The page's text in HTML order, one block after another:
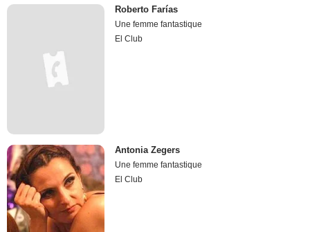
Roberto Farías
Une femme fantastique
El Club
Antonia Zegers
Une femme fantastique
El Club